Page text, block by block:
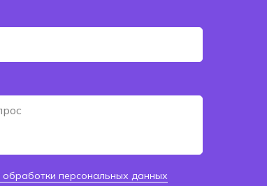
обработки персональных данных